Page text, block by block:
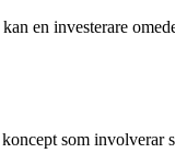
en investerare
som involverar